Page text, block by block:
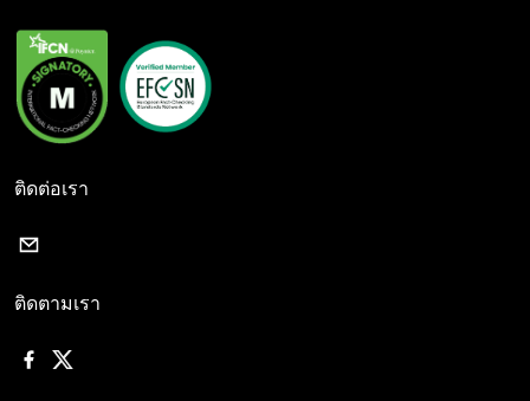
ติดต่อเรา
ติดตามเรา